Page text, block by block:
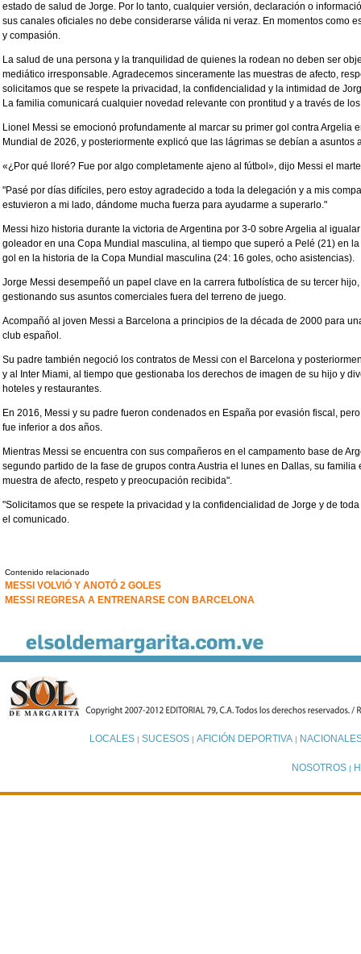
estado de salud de Jorge. Por lo tanto, cualquier versión, declaración o
sus canales oficiales no debe considerarse válida ni veraz. En momentos como
y compasión.
La salud de una persona y la tranquilidad de quienes la rodean no deben ser
mediático irresponsable. Agradecemos sinceramente las muestras de afecto,
solicitamos que se respete la privacidad, la confidencialidad y la intimidad de
La familia comunicará cualquier novedad relevante con prontitud y a través de
Lionel Messi se emocionó profundamente al marcar su primer gol contra Argelia
Mundial de 2026, y posteriormente explicó que las lágrimas se debían a asuntos
«¿Por qué lloré? Fue por algo completamente ajeno al fútbol», dijo Messi el
"Pasé por días difíciles, pero estoy agradecido a toda la delegación y a mis
estuvieron a mi lado, dándome mucha fuerza para ayudarme a superarlo."
Messi hizo historia durante la victoria de Argentina por 3-0 sobre Argelia al
goleador en una Copa Mundial masculina, al tiempo que superó a Pelé (21) en
gol en la historia de la Copa Mundial masculina (24: 16 goles, ocho asistencias).
Jorge Messi desempeñó un papel clave en la carrera futbolística de su tercer
gestionando sus asuntos comerciales fuera del terreno de juego.
Acompañó al joven Messi a Barcelona a principios de la década de 2000 para
club español.
Su padre también negoció los contratos de Messi con el Barcelona y
y al Inter Miami, al tiempo que gestionaba los derechos de imagen de su hijo y
hoteles y restaurantes.
En 2016, Messi y su padre fueron condenados en España por evasión fiscal,
fue inferior a dos años.
Mientras Messi se encuentra con sus compañeros en el campamento base de
segundo partido de la fase de grupos contra Austria el lunes en Dallas, su
muestra de afecto, respeto y preocupación recibida".
"Solicitamos que se respete la privacidad y la confidencialidad de Jorge y de
el comunicado.
Contenido relacionado
MESSI VOLVIÓ Y ANOTÓ 2 GOLES
MESSI REGRESA A ENTRENARSE CON BARCELONA
LOCALES| SUCESOS| AFICIÓN DEPORTIVA|
NOSOTROS |